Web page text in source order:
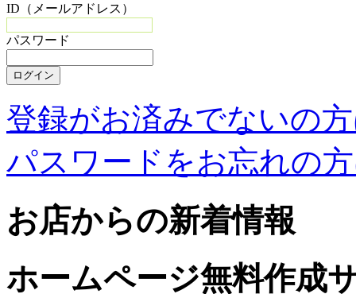
ID（メールアドレス）
パスワード
登録がお済みでないの
パスワードをお忘れの
お店からの新着情報
ホームページ無料作成